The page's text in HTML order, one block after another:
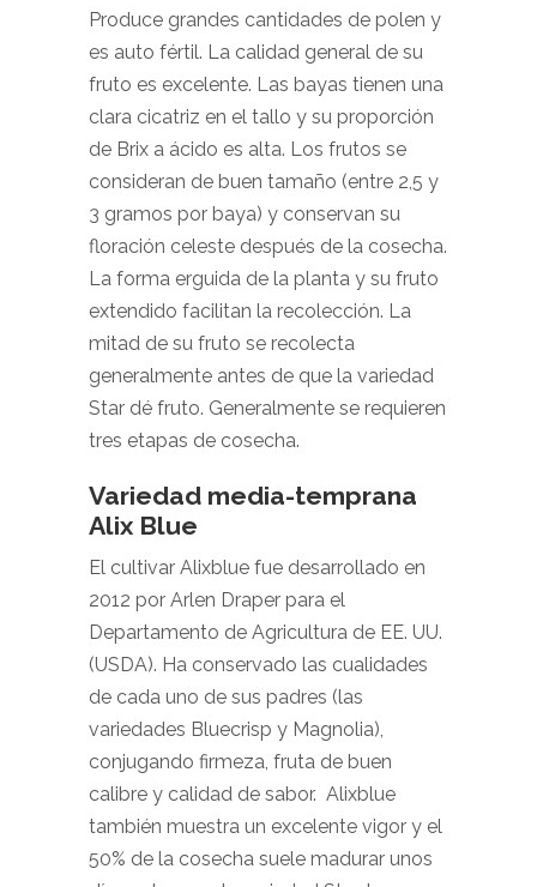
Produce grandes cantidades de polen y
es auto fértil. La calidad general de su
fruto es excelente. Las bayas tienen una
clara cicatriz en el tallo y su proporción
de Brix a ácido es alta. Los frutos se
consideran de buen tamaño (entre 2,5 y
3 gramos por baya) y conservan su
floración celeste después de la cosecha.
La forma erguida de la planta y su fruto
extendido facilitan la recolección. La
mitad de su fruto se recolecta
generalmente antes de que la variedad
Star dé fruto. Generalmente se requieren
tres etapas de cosecha.
Variedad media-temprana
Alix Blue
El cultivar Alixblue fue desarrollado en
2012 por Arlen Draper para el
Departamento de Agricultura de EE. UU.
(USDA). Ha conservado las cualidades
de cada uno de sus padres (las
variedades Bluecrisp y Magnolia),
conjugando firmeza, fruta de buen
calibre y calidad de sabor. Alixblue
también muestra un excelente vigor y el
50% de la cosecha suele madurar unos